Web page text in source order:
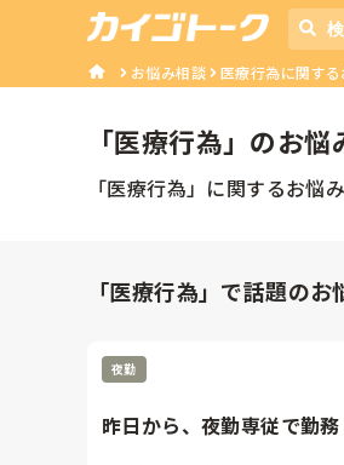
お悩み相談 医療行為に関す
「医療行為」のお悩
「医療行為」に関するお悩
「医療行為」で話題のお
夜勤
昨日から、夜勤専従で勤